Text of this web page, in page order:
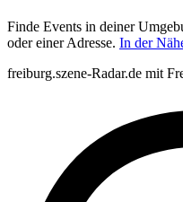
Finde Events in deiner
oder einer Adresse. In der
freiburg.szene-Radar.de mit